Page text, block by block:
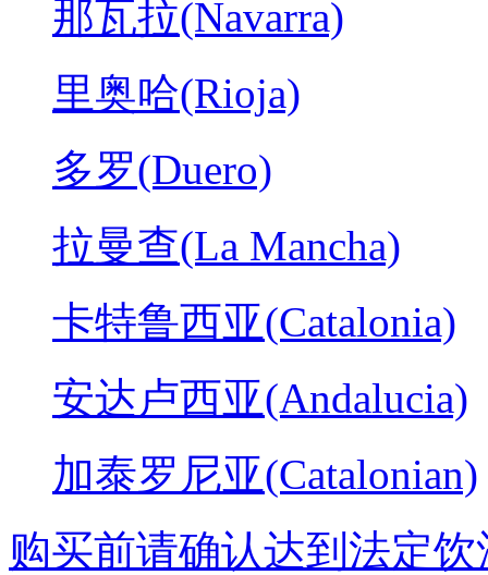
那瓦拉(Navarra)
里奥哈(Rioja)
多罗(Duero)
拉曼查(La Mancha)
卡特鲁西亚(Catalonia)
安达卢西亚(Andalucia)
加泰罗尼亚(Catalonian)
购买前请确认达到法定